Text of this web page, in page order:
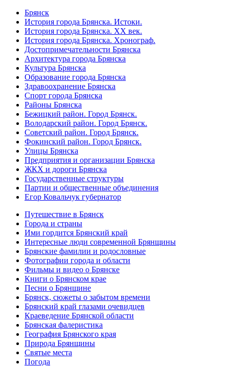
Брянск
История города Брянска. Истоки.
История города Брянска. XX век.
История города Брянска. Хронограф.
Достопримечательности Брянска
Архитектура города Брянска
Культура Брянска
Образование города Брянска
Здравоохранение Брянска
Спорт города Брянска
Районы Брянска
Бежицкий район. Город Брянск.
Володарский район. Город Брянск.
Советский район. Город Брянск.
Фокинский район. Город Брянск.
Улицы Брянска
Предприятия и организации Брянска
ЖКХ и дороги Брянска
Государственные структуры
Партии и общественные объединения
Егор Ковальчук губернатор
Путешествие в Брянск
Города и страны
Ими гордится Брянский край
Интересные люди современной Брянщины
Брянские фамилии и родословные
Фотографии города и области
Фильмы и видео о Брянске
Книги о Брянском крае
Песни о Брянщине
Брянск, сюжеты о забытом времени
Брянский край глазами очевидцев
Краеведение Брянской области
Брянская фалеристика
География Брянского края
Природа Брянщины
Святые места
Погода